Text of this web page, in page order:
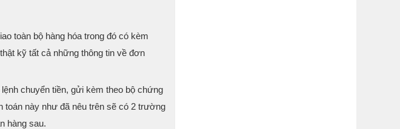
toàn bộ hàng hóa trong đó có kèm
kỹ tất cả những thông tin về đơn
chuyển tiền, gửi kèm theo bộ chứng
toán này như đã nêu trên sẽ có 2 trường
hàng sau.